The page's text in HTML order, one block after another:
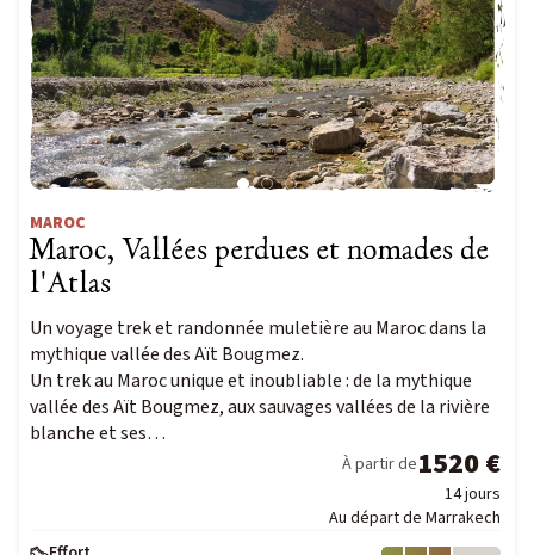
MAROC
Maroc, Vallées perdues et nomades de
l'Atlas
Un voyage trek et randonnée muletière au Maroc dans la
mythique vallée des Aït Bougmez.
Un trek au Maroc unique et inoubliable : de la mythique
vallée des Aït Bougmez, aux sauvages vallées de la rivière
blanche et ses…
À partir de1520 €
14 jours
Au départ de Marrakech